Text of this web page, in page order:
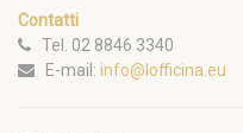
Contatti
Tel. 02 8846 3340
E-mail: info@lofficina.eu